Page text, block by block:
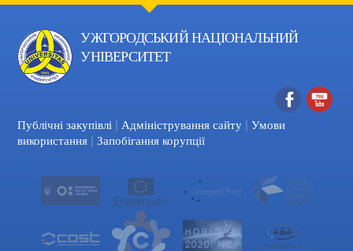
УЖГОРОДСЬКИЙ НАЦІОНАЛЬНИЙ
УНІВЕРСИТЕТ
Facebook
Публічні закупівлі | Адміністрування сайту | Умови
використання | Запобігання корупції